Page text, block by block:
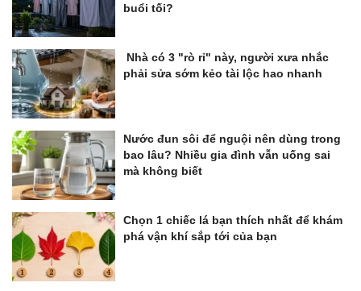
buổi tối?
Nhà có 3 "rò rỉ" này, người xưa nhắc
phải sửa sớm kẻo tài lộc hao nhanh
Nước đun sôi để nguội nên dùng trong
bao lâu? Nhiều gia đình vẫn uống sai
mà không biết
Chọn 1 chiếc lá bạn thích nhất để khám
phá vận khí sắp tới của bạn